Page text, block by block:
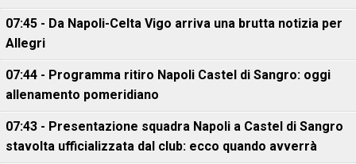
07:45 - Da Napoli-Celta Vigo arriva una brutta notizia per
Allegri
07:44 - Programma ritiro Napoli Castel di Sangro: oggi
allenamento pomeridiano
07:43 - Presentazione squadra Napoli a Castel di Sangro
stavolta ufficializzata dal club: ecco quando avverrà